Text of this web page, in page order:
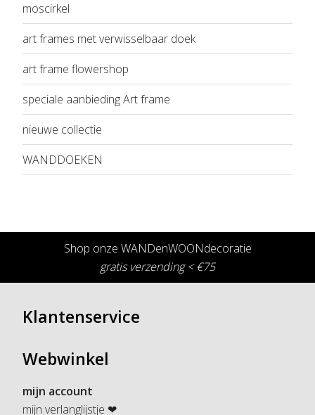
moscirkel
art frames met verwisselbaar doek
art frame flowershop
speciale aanbieding Art frame
nieuwe collectie
WANDDOEKEN
Shop onze WANDenWOONdecoratie
gratis verzending < €75
Klantenservice
Webwinkel
mijn account
mijn verlanglijstje ❤